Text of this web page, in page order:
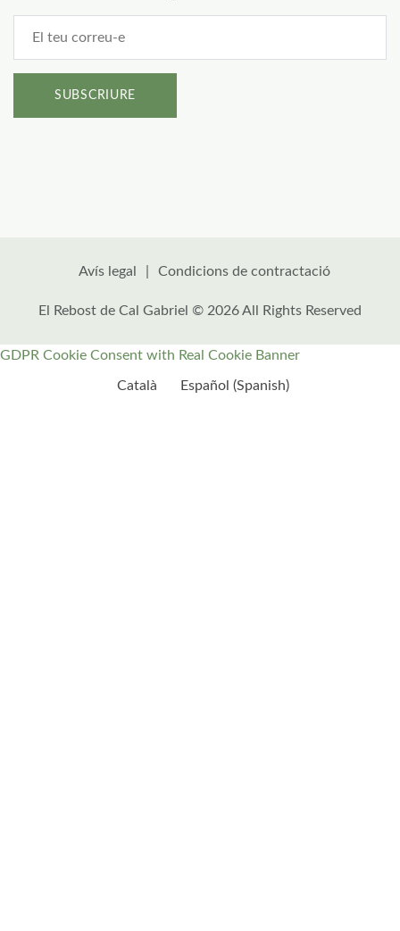
El Rebost de Cal Gabriel © 2026 All Rights Reserved
Avís legal Condicions de contractació
GDPR Cookie Consent with Real Cookie Banner
Català Español (Spanish)